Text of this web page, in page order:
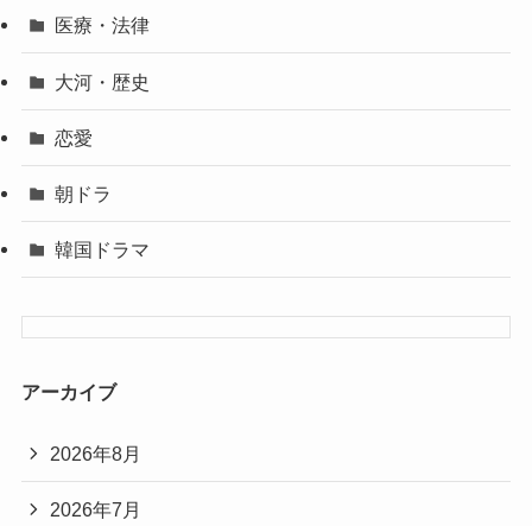
医療・法律
大河・歴史
恋愛
朝ドラ
韓国ドラマ
アーカイブ
2026年8月
2026年7月